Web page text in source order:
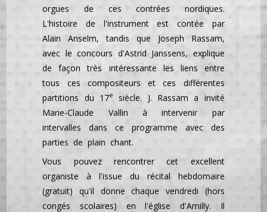
orgues de ces contrées nordiques.
L'histoire de l'instrument est contée par
Alain Anselm, tandis que Joseph Rassam,
avec le concours d'Astrid Janssens, explique
de façon très intéressante les liens entre
tous ces compositeurs et ces différentes
partitions du 17e
siècle. J. Rassam a invité
Marie-Claude Vallin à intervenir par
intervalles dans ce programme avec des
parties de plain chant.
Vous pouvez rencontrer cet excellent
organiste à l'issue du récital hebdomaire
(gratuit) qu'il donne chaque vendredi (hors
congés scolaires) en l'église d'Amilly. Il